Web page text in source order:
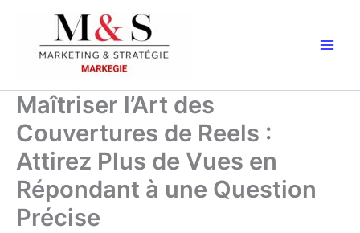
contenu
Maîtriser l’Art des
Couvertures de Reels :
Attirez Plus de Vues en
Répondant à une Question
Précise